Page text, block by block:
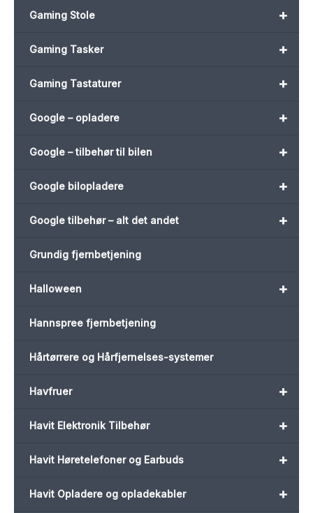
+
Gaming Stole
+
Gaming Tasker
+
Gaming Tastaturer
+
Google – opladere
+
Google – tilbehør til bilen
+
Google bilopladere
+
Google tilbehør – alt det andet
Grundig fjernbetjening
+
Halloween
Hannspree fjernbetjening
Hårtørrere og Hårfjernelses-systemer
+
Havfruer
+
Havit Elektronik Tilbehør
+
Havit Høretelefoner og Earbuds
+
Havit Opladere og opladekabler